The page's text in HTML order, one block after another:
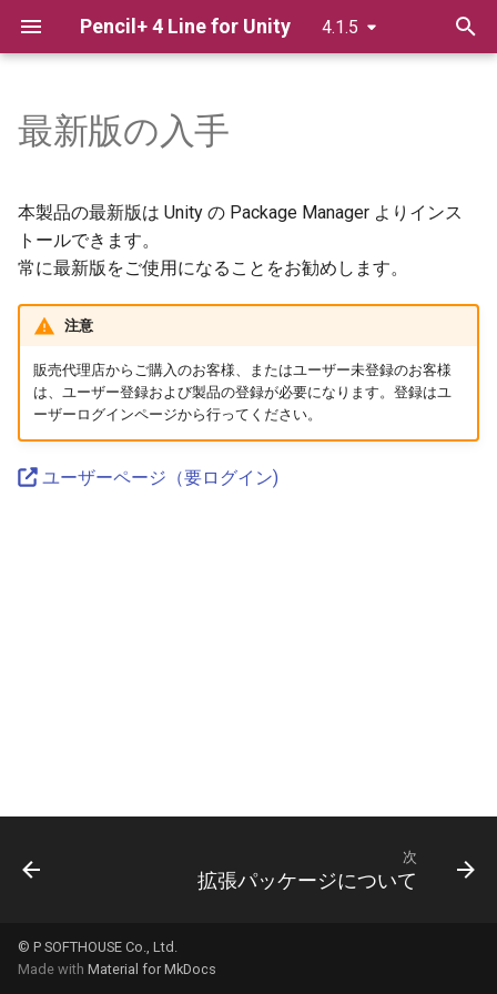
Pencil+ 4 Line for Unity 4.1.5
索
を
期
化
ライセンス認証
スタンドアロン版のオーソラ
イズ方法
イズ方法（オフライン認証）
スタンドアロン版のライセン
ス返還
スタンドアロン版のライセン
ス返還（オフライン返還）
Pencil+ 4 Line 使用方法
ファイルメニュー
Line List
Line
Brush Settings
Brush Detail
Reduction Settings
Material Line Functions
Bridge
HDRP
PPS
URP
最新版の入手
本製品の最新版は Unity の Package Manager よりインス
トールできます。
常に最新版をご使用になることをお勧めします。
注意
販売代理店からご購入のお客様、またはユーザー未登録のお客様
は、ユーザー登録および製品の登録が必要になります。登録はユ
ーザーログインページから行ってください。
ユーザーページ（要ログイン)
次
拡張パッケージについて
© P SOFTHOUSE Co., Ltd.
Made with Material for MkDocs